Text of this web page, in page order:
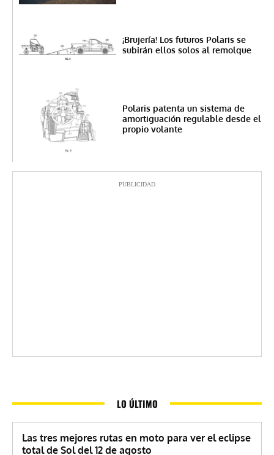
¡Brujería! Los futuros Polaris se
subirán ellos solos al remolque
Polaris patenta un sistema de
amortiguación regulable desde el
propio volante
PUBLICIDAD
LO ÚLTIMO
Las tres mejores rutas en moto para ver el eclipse
total de Sol del 12 de agosto